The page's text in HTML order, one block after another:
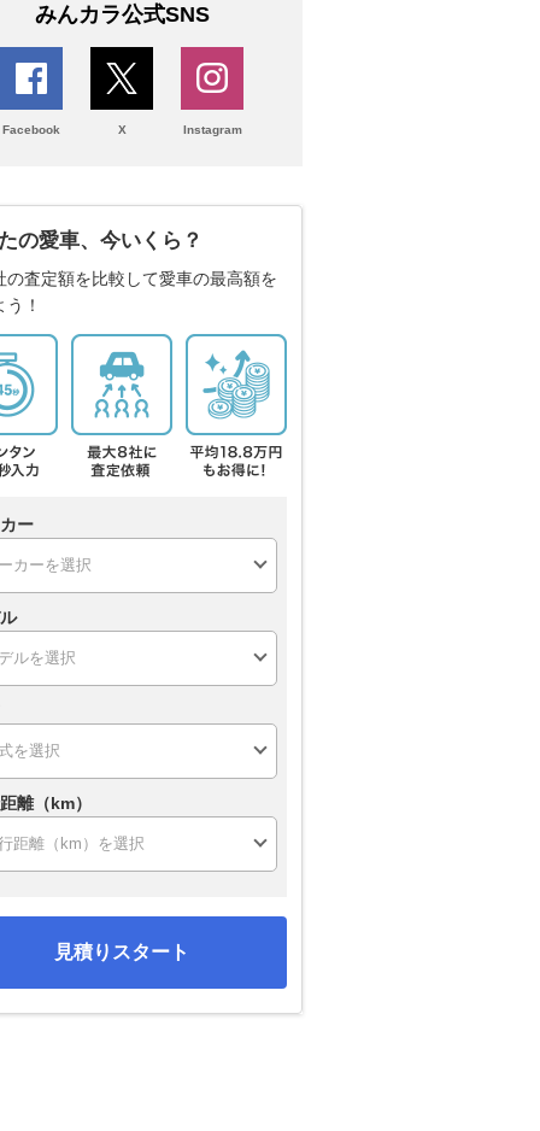
みんカラ公式SNS
Facebook X Instagram
の愛車、今いくら？
の査定額を比較して愛車の最高額を
！
ー
離（km）
見積りスタート